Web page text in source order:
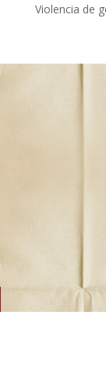
Violencia de